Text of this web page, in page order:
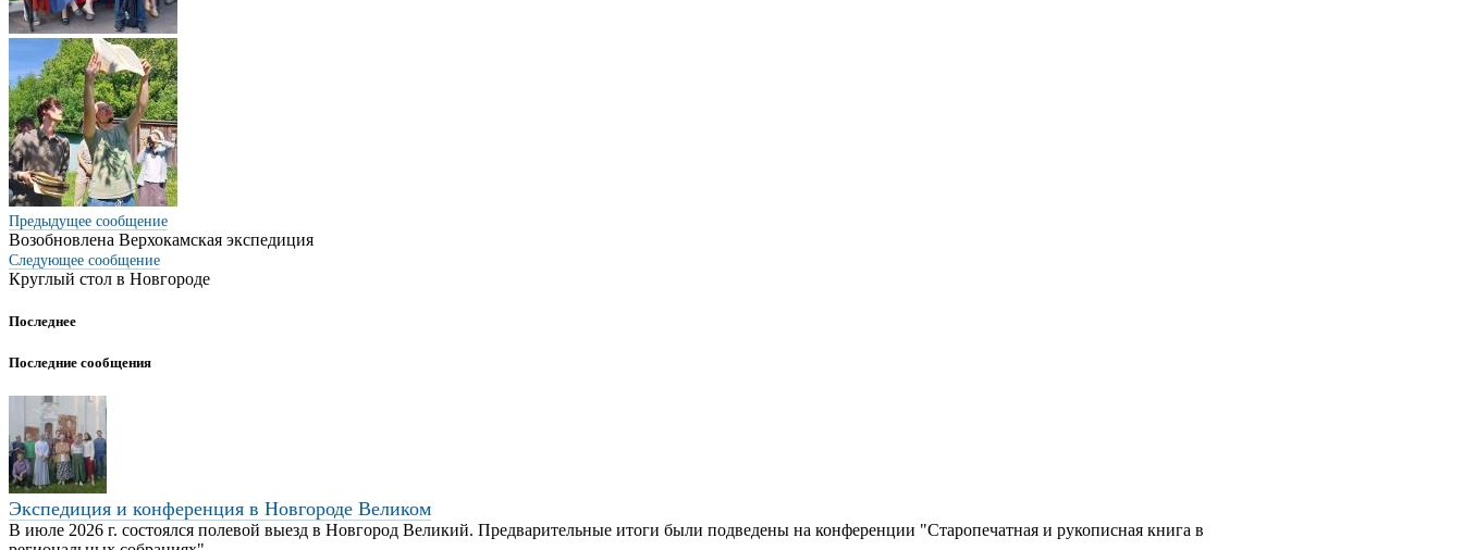
Предыдущее сообщение
Возобновлена Верхокамская экспедиция
Следующее сообщение
Круглый стол в Новгороде
Последнее
Последние сообщения
Экспедиция и конференция в Новгороде Великом
В июле 2026 г. состоялся полевой выезд в Новгород Великий. Предварительные итоги были подведены на конференции "Старопечатная и рукописная книга в